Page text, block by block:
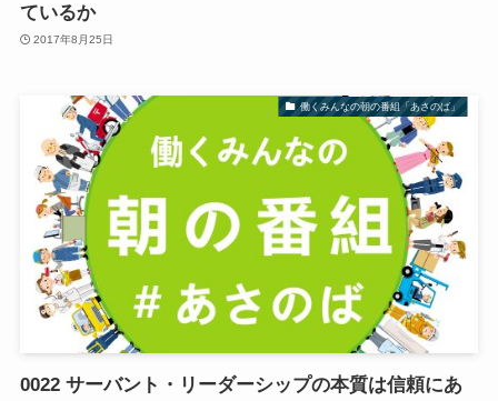
ているか
2017年8月25日
働くみんなの朝の番組「あさのば」
0022 サーバント・リーダーシップの本質は信頼にあ